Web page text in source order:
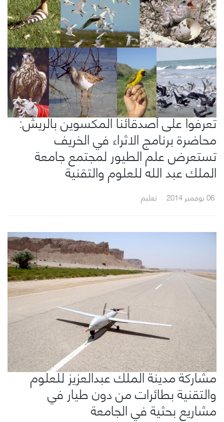
تعرفوا على أصدقائنا المكسوين بالريش:
محاضرة برنامج الاثراء في الخريف
تستعرض علم الطيور لمجتمع جامعة
الملك عبد الله للعلوم والتقنية
06 نوفمبر 2014 تعليم
مشاركة مدينة الملك عبدالعزيز للعلوم
والتقنية بطائرات من دون طيار في
مشاريع بحثية في الجامعة